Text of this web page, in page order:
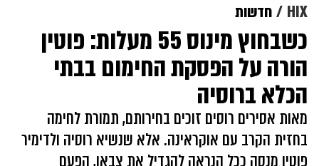
HIX חדשות
כשבחוץ מינוס 55 מעלות: פוטין
הורה על הפסקת החימום בבתי
הכלא ברוסיה
מאות אסירים רוסים זוכים בחירותם, תמורת לחימה
בחזית הקרב עם אוקראינה. אלא שנשיא רוסיה ולדימיר